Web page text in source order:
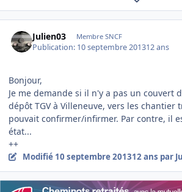
Julien03 Membre SNCF
Publication: 10 septembre 201312 ans
Bonjour,
Je me demande si il n'y a pas un couvert
dépôt TGV à Villeneuve, vers les chantier
pouvait confirmer/infirmer. Par contre, il
état...
++
Modifié 10 septembre 201312 ans par